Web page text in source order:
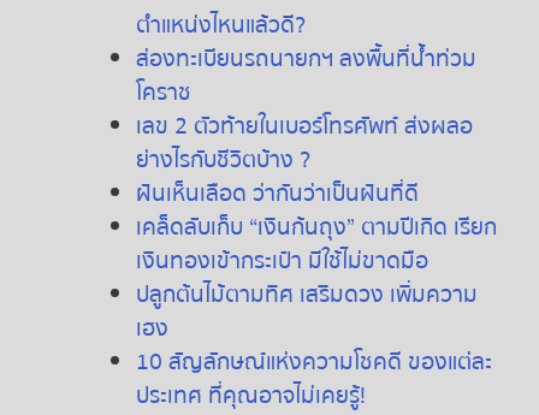
ตำแหน่งไหนแล้วดี?
ส่องทะเบียนรถนายกฯ ลงพื้นที่น้ำท่วม
โคราช
เลข 2 ตัวท้ายในเบอร์โทรศัพท์ ส่งผลอ
ย่างไรกับชีวิตบ้าง ?
ฝันเห็นเลือด ว่ากันว่าเป็นฝันที่ดี
เคล็ดลับเก็บ “เงินก้นถุง” ตามปีเกิด เรียก
เงินทองเข้ากระเป๋า มีใช้ไม่ขาดมือ
ปลูกต้นไม้ตามทิศ เสริมดวง เพิ่มความ
เฮง
10 สัญลักษณ์แห่งความโชคดี ของแต่ละ
ประเทศ ที่คุณอาจไม่เคยรู้!